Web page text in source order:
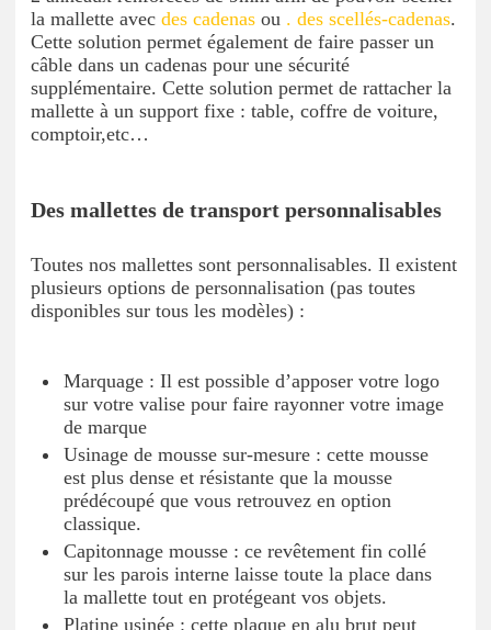
la mallette avec des cadenas ou . des scellés-cadenas.
Cette solution permet également de faire passer un
câble dans un cadenas pour une sécurité
supplémentaire. Cette solution permet de rattacher la
mallette à un support fixe : table, coffre de voiture,
comptoir,etc…
Des mallettes de transport personnalisables
Toutes nos mallettes sont personnalisables. Il existent
plusieurs options de personnalisation (pas toutes
disponibles sur tous les modèles) :
Marquage : Il est possible d’apposer votre logo
sur votre valise pour faire rayonner votre image
de marque
Usinage de mousse sur-mesure : cette mousse
est plus dense et résistante que la mousse
prédécoupé que vous retrouvez en option
classique.
Capitonnage mousse : ce revêtement fin collé
sur les parois interne laisse toute la place dans
la mallette tout en protégeant vos objets.
Platine usinée : cette plaque en alu brut peut